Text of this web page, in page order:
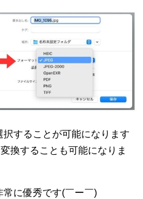
することが可能になります
換することも可能になりま
に優秀です(￣ー￣)